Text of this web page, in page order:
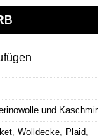
und Kaschmir
, Wolldecke, Plaid,